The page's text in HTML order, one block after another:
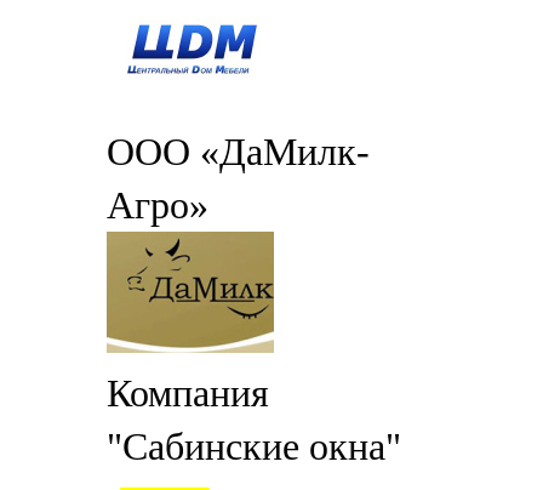
ООО «ДаМилк-
Агро»
Компания
"Сабинские окна"